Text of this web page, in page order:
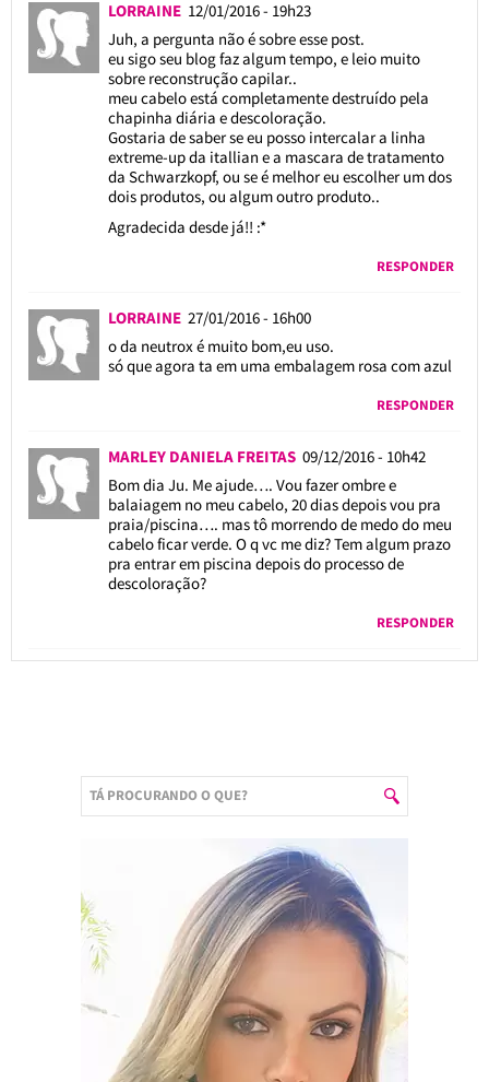
LORRAINE 12/01/2016 - 19h23
Juh, a pergunta não é sobre esse post.
eu sigo seu blog faz algum tempo, e leio muito
sobre reconstrução capilar..
meu cabelo está completamente destruído pela
chapinha diária e descoloração.
Gostaria de saber se eu posso intercalar a linha
extreme-up da itallian e a mascara de tratamento
da Schwarzkopf, ou se é melhor eu escolher um dos
dois produtos, ou algum outro produto..
Agradecida desde já!! :*
RESPONDER
LORRAINE 27/01/2016 - 16h00
o da neutrox é muito bom,eu uso.
só que agora ta em uma embalagem rosa com azul
RESPONDER
MARLEY DANIELA FREITAS 09/12/2016 - 10h42
Bom dia Ju. Me ajude…. Vou fazer ombre e
balaiagem no meu cabelo, 20 dias depois vou pra
praia/piscina…. mas tô morrendo de medo do meu
cabelo ficar verde. O q vc me diz? Tem algum prazo
pra entrar em piscina depois do processo de
descoloração?
RESPONDER